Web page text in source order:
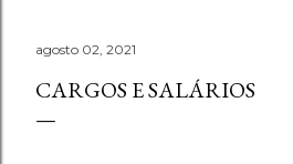
agosto 02, 2021
CARGOS E SALÁRIOS